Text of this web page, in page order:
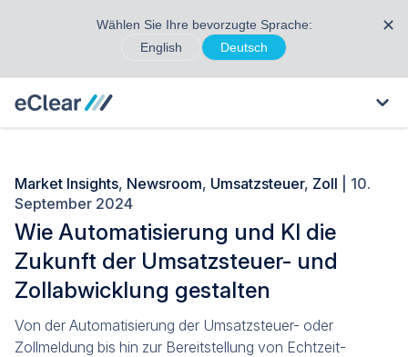
Wählen Sie Ihre bevorzugte Sprache:
English
Deutsch
✕
Market Insights, Newsroom, Umsatzsteuer, Zoll | 10.
September 2024
Wie Automatisierung und KI die
Zukunft der Umsatzsteuer- und
Zollabwicklung gestalten
Von der Automatisierung der Umsatzsteuer- oder
Zollmeldung bis hin zur Bereitstellung von Echtzeit-